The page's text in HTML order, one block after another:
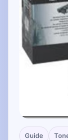
Guide